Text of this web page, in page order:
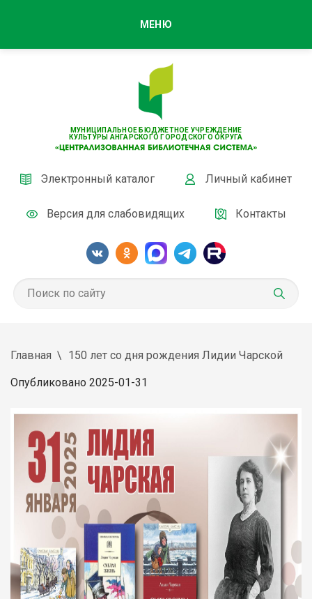
МУНИЦИПАЛЬНОЕ БЮДЖЕТНОЕ УЧРЕЖДЕНИЕ
КУЛЬТУРЫ АНГАРСКОГО ГОРОДСКОГО ОКРУГА
Электронный каталог Личный кабинет
Версия для слабовидящих Контакты
МЕНЮ
Главная 150 лет со дня рождения Лидии Чарской
Опубликовано 2025-01-31